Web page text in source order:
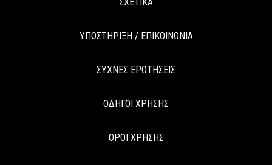
ΥΠΟΣΤΗΡΙΞΗ / ΕΠΙΚΟΙΝΩΝΙΑ
ΣΥΧΝΕΣ ΕΡΩΤΗΣΕΙΣ
ΟΔΗΓΟΙ ΧΡΗΣΗΣ
ΟΡΟΙ ΧΡΗΣΗΣ